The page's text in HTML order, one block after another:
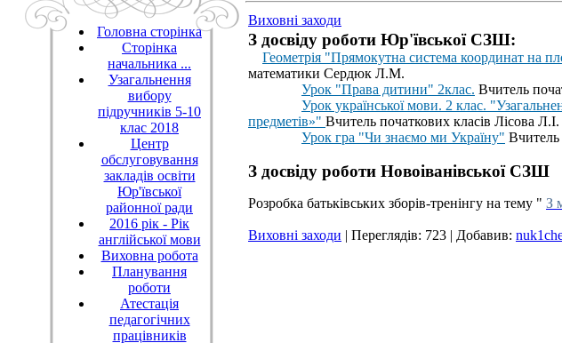
Головна сторінка
Сторінка
начальника ...
Узагальнення
вибору
підручників 5-10
клас 2018
Центр
обслуговування
закладів освіти
Юр'ївської
районної ради
2016 рік - Рік
англійської мови
Виховна робота
Планування
роботи
Атестація
педагогічних
працівників
Виховні заходи
З досвіду роботи Юр'ївської СЗШ:
Геометрія "Прямокутна система координат на
математики Сердюк Л.М.
Урок "Права дитини" 2клас. Вчитель
Урок української мови. 2 клас.
предметів»" Вчитель початкових класів Лісова Л.І.
Урок гра "Чи знаємо ми Україну"
З досвіду роботи Новоіванівської СЗШ
Розробка батьківських зборів-тренінгу на тему " З
Виховні заходи | Переглядів: 723 | Добавив: